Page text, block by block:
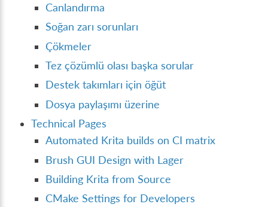
Canlandırma
Soğan zarı sorunları
Çökmeler
Tez çözümlü olası başka sorular
Destek takımları için öğüt
Dosya paylaşımı üzerine
Technical Pages
Automated Krita builds on CI matrix
Brush GUI Design with Lager
Building Krita from Source
CMake Settings for Developers